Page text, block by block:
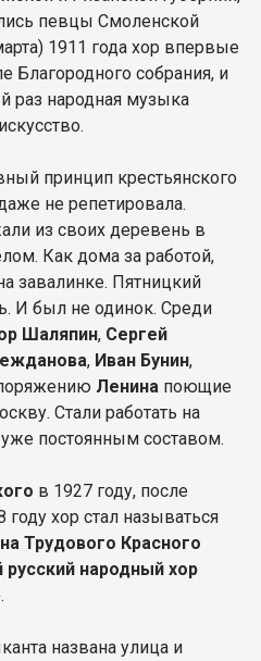
певцы Смоленской
1911 года хор впервые
Благородного собрания, и
раз народная музыка
принцип крестьянского
не репетировала.
из своих деревень в
Как дома за работой,
завалинке. Пятницкий
И был не одинок. Среди
Шаляпин, Сергей
, Иван Бунин,
Ленина поющие
Стали работать на
постоянным составом.
в 1927 году, после
году хор стал называться
Трудового Красного
народный хор
.
названа улица и